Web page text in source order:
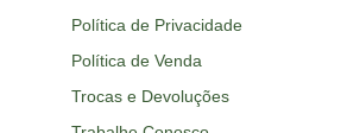
Política de Privacidade
Política de Venda
Trocas e Devoluções